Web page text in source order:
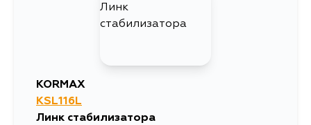
KORMAX
KSL116L
Линк стабилизатора